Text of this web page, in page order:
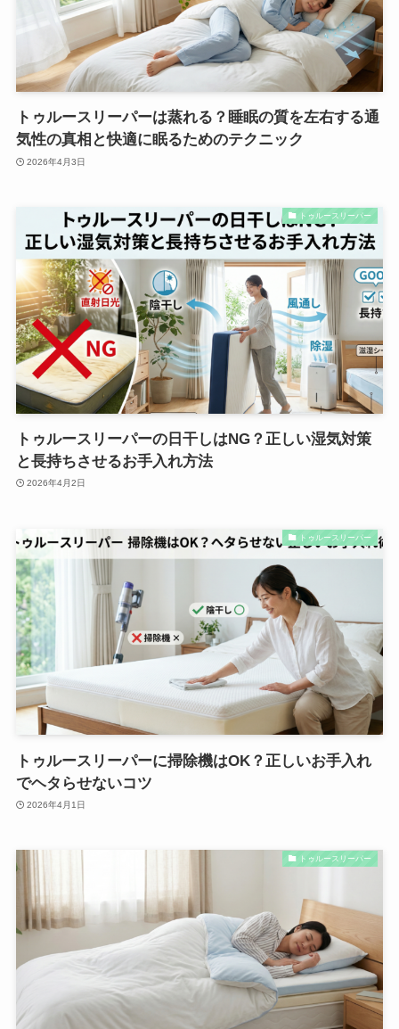
トゥルースリーパーは蒸れる？睡眠の質を左右する通
気性の真相と快適に眠るためのテクニック
2026年4月3日
トゥルースリーパー
トゥルースリーパーの日干しはNG？正しい湿気対策
と長持ちさせるお手入れ方法
2026年4月2日
トゥルースリーパー
トゥルースリーパーに掃除機はOK？正しいお手入れ
でヘタらせないコツ
2026年4月1日
トゥルースリーパー